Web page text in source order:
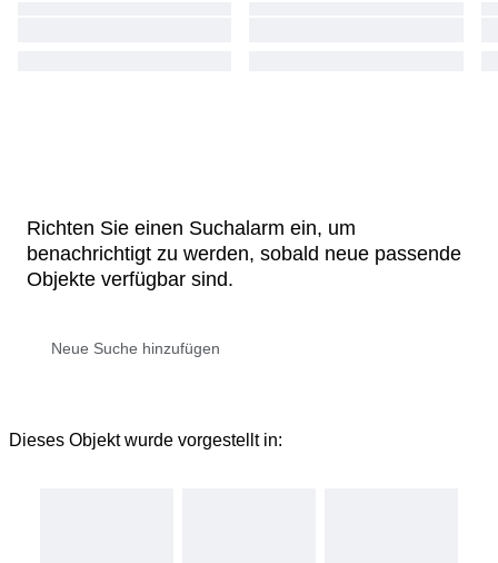
Richten Sie einen Suchalarm ein, um
benachrichtigt zu werden, sobald neue passende
Objekte verfügbar sind.
Dieses Objekt wurde vorgestellt in: